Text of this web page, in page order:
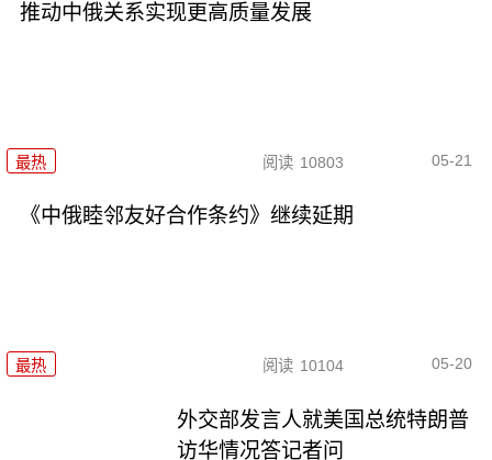
推动中俄关系实现更高质量发展
最热 阅读 10803 05-21
《中俄睦邻友好合作条约》继续延期
最热 阅读 10104 05-20
外交部发言人就美国总统特朗普
访华情况答记者问